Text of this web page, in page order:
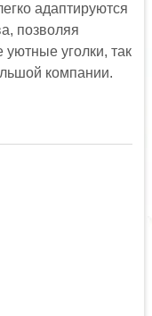
адаптируются
позволяя
уголки, так
компании.